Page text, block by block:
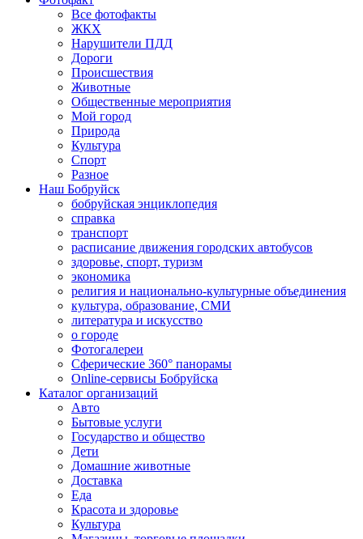
Все фотофакты
ЖКХ
Нарушители ПДД
Дороги
Происшествия
Животные
Общественные мероприятия
Мой город
Природа
Культура
Спорт
Разное
Наш Бобруйск
бобруйская энциклопедия
справка
транспорт
расписание движения городских автобусов
здоровье, спорт, туризм
экономика
религия и национально-культурные объединения
культура, образование, СМИ
литература и искусство
о городе
Фотогалереи
Сферические 360° панорамы
Online-сервисы Бобруйска
Каталог организаций
Авто
Бытовые услуги
Государство и общество
Дети
Домашние животные
Доставка
Еда
Красота и здоровье
Культура